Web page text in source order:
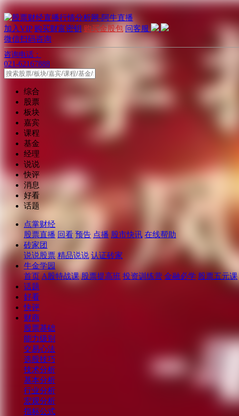
加入VIP 购买财富密钥 购买金股包 问客服
微信扫码咨询
咨询电话：
021-62167888
综合
股票
板块
嘉宾
课程
基金
经理
说说
快评
消息
好看
话题
点掌财经
股票直播 回看 预告 点播 股市快讯 在线帮助
砖家团
说说股票 精品说说 认证砖家
牛金学园
首页 A股特战课 股票提高班 投资训练营 金融必学 股票五元课
话题
好看
快评
财商
股票基础
能力级别
交易心法
选股技巧
技术分析
基本分析
行业分析
宏观分析
指标公式